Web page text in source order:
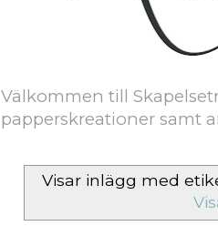
Välkommen till
papperskreationer samt
Visar inlägg med